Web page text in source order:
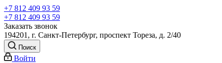
+7 812 409 93 59
+7 812 409 93 59
Заказать звонок
194201, г. Санкт-Петербург, проспект Тореза, д. 2/40
Поиск
Войти